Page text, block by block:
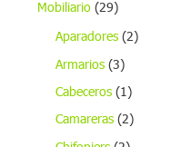
Mobiliario (29)
Aparadores (2)
Armarios (3)
Cabeceros (1)
Camareras (2)